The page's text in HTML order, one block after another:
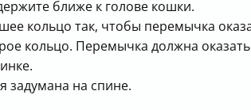
ближе к голове кошки.
кольцо так, чтобы перемычка
кольцо. Перемычка должна
задумана на спине.